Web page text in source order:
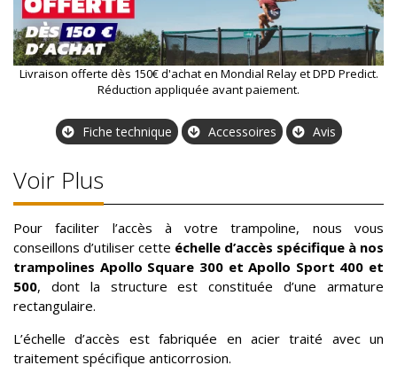
Livraison offerte dès 150€ d'achat en Mondial Relay et DPD Predict.
Réduction appliquée avant paiement.
Fiche technique Accessoires Avis
Voir Plus
Pour faciliter l’accès à votre trampoline, nous vous
conseillons d’utiliser cette échelle d’accès spécifique à nos
trampolines Apollo Square 300 et Apollo Sport 400 et
500, dont la structure est constituée d’une armature
rectangulaire.
L’échelle d’accès est fabriquée en acier traité avec un
traitement spécifique anticorrosion.